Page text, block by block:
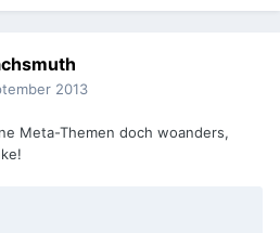
2013
Meta-Themen doch woanders,